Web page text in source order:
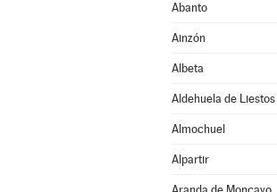
Abanto
Ainzón
Albeta
Aldehuela de Liestos
Almochuel
Alpartir